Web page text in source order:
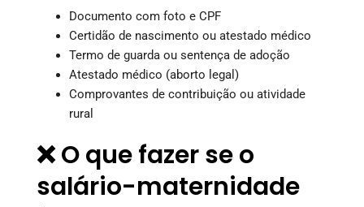
Documento com foto e CPF
Certidão de nascimento ou atestado médico
Termo de guarda ou sentença de adoção
Atestado médico (aborto legal)
Comprovantes de contribuição ou atividade
rural
❌ O que fazer se o
salário-maternidade